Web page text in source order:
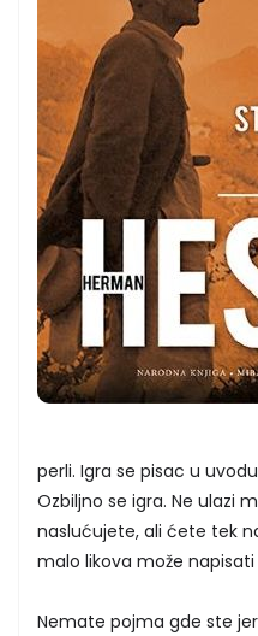
perli. Igra se pisac u
Ozbiljno se igra. Ne ulazi
naslućujete, ali ćete tek
malo likova može
Nemate pojma gde ste